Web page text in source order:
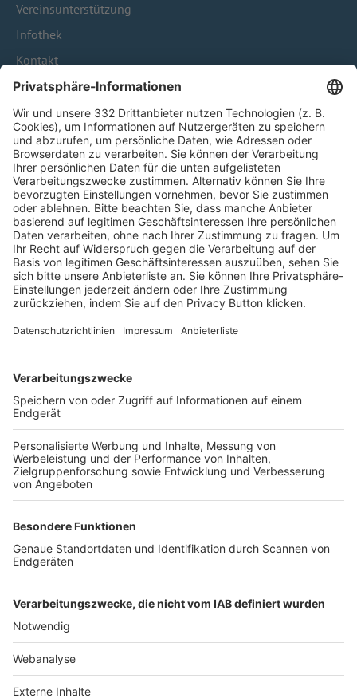
Vereinsunterstützung
Infothek
Kontakt
HÄUFIG BESUCHTE SEITEN
Pässe und Vereinswechsel
Trainerausbildung
Schulungsangebot Vereinsmitarbeiter
BFV-Geschäftsstellen
Trainerbörse
Login SpielPlus
FOLGE DEM BFV
TOP-VEREINE
TOP-PARTNER
Nutzungsbedingungen Datenschutz Impressum